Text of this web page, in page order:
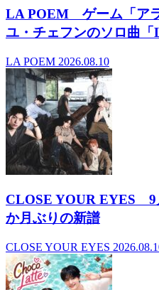
LA POEM ゲーム「ア
ユ・チェフンのソロ曲
LA POEM 2026.08.10
CLOSE YOUR EYES
か月ぶりの新譜
CLOSE YOUR EYES